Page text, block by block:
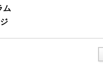
ム